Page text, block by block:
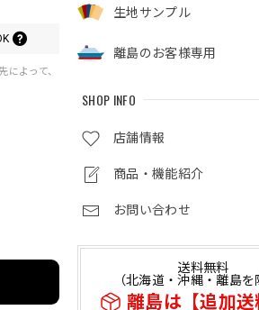
生地サンプル
離島のお客様専用
SHOP INFO
店舗情報
商品・機能紹介
お問い合わせ
送料無料
（北海道・沖縄・離島を
離島は【追加送
よって、